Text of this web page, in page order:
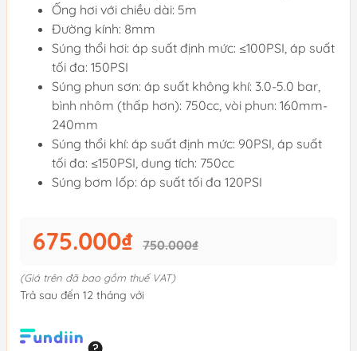
Ống hơi với chiều dài: 5m
Đường kính: 8mm
Súng thổi hơi: áp suất định mức: ≤100PSI, áp suất
tối đa: 150PSI
Súng phun sơn: áp suất không khí: 3.0-5.0 bar,
bình nhôm (thấp hơn): 750cc, vòi phun: 160mm-
240mm
Súng thổi khí: áp suất định mức: 90PSI, áp suất
tối đa: ≤150PSI, dung tích: 750cc
Súng bơm lốp: áp suất tối đa 120PSI
675.000₫ 750.000₫
(Giá trên đã bao gồm thuế VAT)
Trả sau đến 12 tháng với